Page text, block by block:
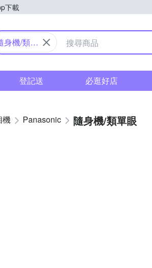
下載
購物中心
身機/類單
登記送 必逛好店
機 Panasonic 隨身機/類單眼